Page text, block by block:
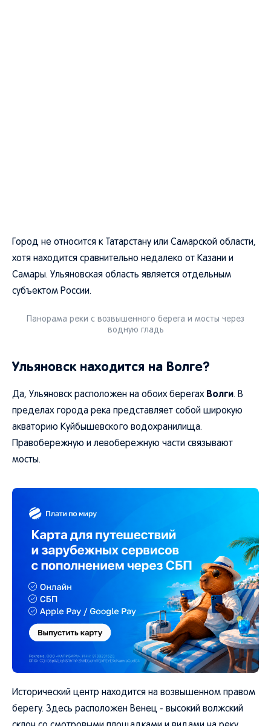
Город не относится к Татарстану или Самарской области,
хотя находится сравнительно недалеко от Казани и
Самары. Ульяновская область является отдельным
субъектом России.
Панорама реки с возвышенного берега и мосты через
водную гладь
Ульяновск находится на Волге?
Да, Ульяновск расположен на обоих берегах Волги. В
пределах города река представляет собой широкую
акваторию Куйбышевского водохранилища.
Правобережную и левобережную части связывают
мосты.
Исторический центр находится на возвышенном правом
берегу. Здесь расположен Венец - высокий волжский